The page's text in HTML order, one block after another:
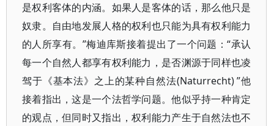
是权利客体的内涵。如果人是客体的话，那么他只是
奴隶。自由地发展人格的权利也只能为具有权利能力
的人所享有。”梅迪库斯接着提出了一个问题：“承认
每一个自然人都享有权利能力，是否渊源于同样也凌
驾于《基本法》之上的某种自然法(Naturrecht) ”他
接着指出，这是一个法哲学问题。他似乎持一种肯定
的观点，但同时又指出，权利能力产生于自然法也不